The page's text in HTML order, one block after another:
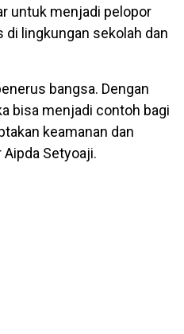
untuk menjadi pelopor
di lingkungan sekolah dan
bangsa. Dengan
bisa menjadi contoh bagi
keamanan dan
Aipda Setyoaji.